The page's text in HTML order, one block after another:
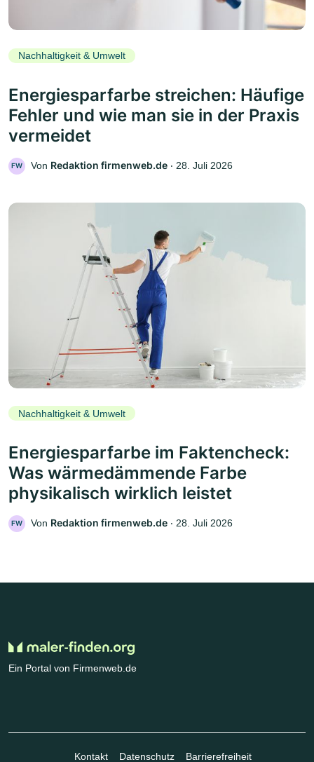
Nachhaltigkeit & Umwelt
Energiesparfarbe streichen: Häufige
Fehler und wie man sie in der Praxis
vermeidet
FW Von Redaktion firmenweb.de ‧ 28. Juli 2026
Nachhaltigkeit & Umwelt
Energiesparfarbe im Faktencheck:
Was wärmedämmende Farbe
physikalisch wirklich leistet
FW Von Redaktion firmenweb.de ‧ 28. Juli 2026
Ein Portal von Firmenweb.de
Kontakt Datenschutz Barrierefreiheit